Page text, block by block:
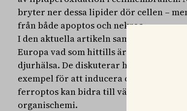
bryter ner dessa lipider dör cellen –
från både apoptos och nekros.
I den aktuella artikeln sammanfattar
Europa vad som hittills är känt om
djurhälsa. De diskuterar hur
exempel för att inducera celldöd i
ferroptos kan bidra till vävnadsskador,
organischemi.